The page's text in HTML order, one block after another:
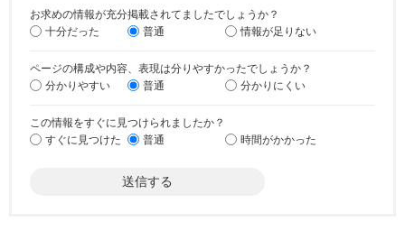
お求めの情報が充分掲載されてましたでしょうか？
十分だった
普通 情報が足りない
ページの構成や内容、表現は分りやすかったでしょうか？
分かりやすい
普通 分かりにくい
この情報をすぐに見つけられましたか？
すぐに見つけた
普通 時間がかかった